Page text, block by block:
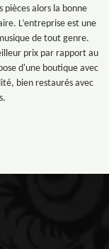
pièces alors la bonne
L’entreprise est une
de tout genre.
prix par rapport au
d'une boutique avec
bien restaurés avec